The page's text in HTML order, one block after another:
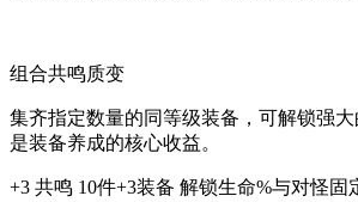
组合共鸣质变
集齐指定数量的同等级装备，可解锁强
是装备养成的核心收益。
+3 共鸣 10件+3装备 解锁生命%与对怪固